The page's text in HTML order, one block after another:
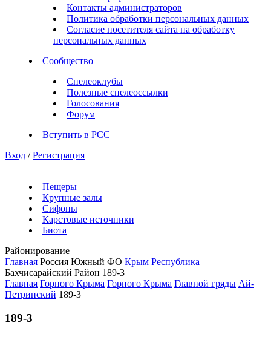
Контакты администраторов
Политика обработки персональных данных
Согласие посетителя сайта на обработку
персональных данных
Сообщество
Спелеоклубы
Полезные спелеоссылки
Голосования
Форум
Вступить в РСС
Вход / Регистрация
Пещеры
Крупные залы
Сифоны
Карстовые источники
Биота
Районирование
Главная Россия Южный ФО Крым Республика
Бахчисарайский Район 189-3
Главная Горного Крыма Горного Крыма Главной гряды Ай-
Петринский 189-3
189-3